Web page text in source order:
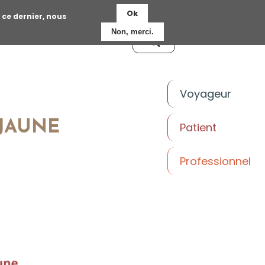
dernier, nous
Ok
Non, merci.
NOUS CONTACTER
HER
Voyageur
Patient
Professionnel